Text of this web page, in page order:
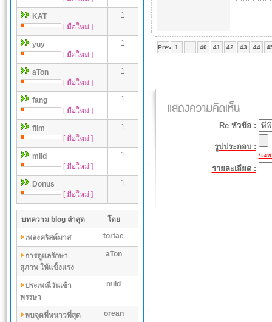
KAT
[ มือใหม่ ]
1
yuy
[ มือใหม่ ]
1
aTon
[ มือใหม่ ]
1
fang
[ มือใหม่ ]
1
film
[ มือใหม่ ]
1
mild
[ มือใหม่ ]
1
Donus
[ มือใหม่ ]
1
บทความ blog ล่าสุด โดย
เพลงคริสต์มาส tortae
การดูแลรักษา
สุภาพ ให้แข็งแรง
aTon
ประเพณีวันเข้า
พรรษา
mild
พบจุดที่หนาวที่สุด
orean
Prev 1 40 41 42 43 44
Re หัวข้อ :
รูปประกอบ :
*เฉ
รายละเอียด :